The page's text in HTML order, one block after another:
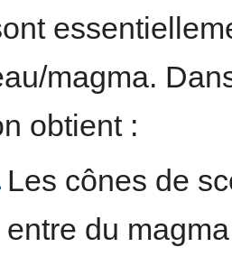
magma.
obtient :
Les cônes de
entre du